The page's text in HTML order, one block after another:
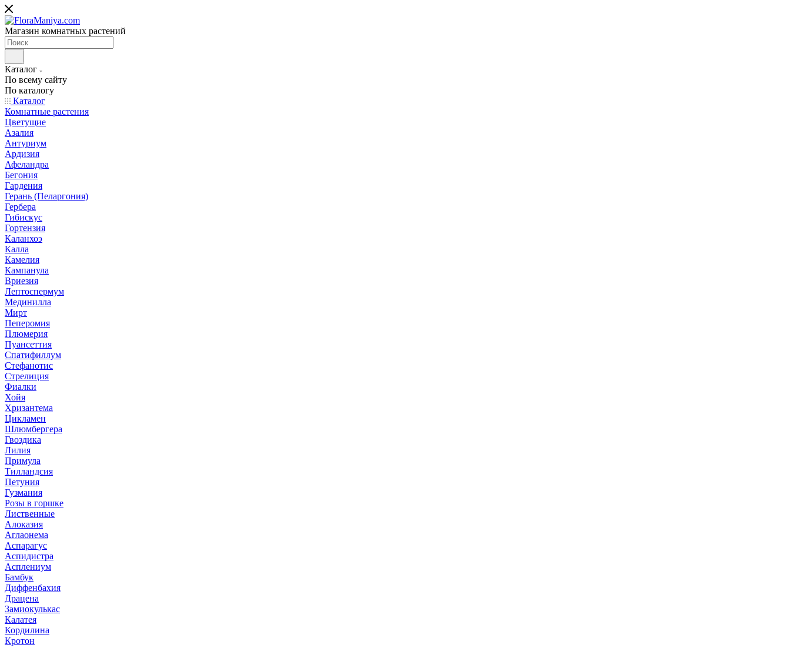
Магазин комнатных растений
Каталог
По всему сайту
По каталогу
Каталог
Комнатные растения
Цветущие
Азалия
Антуриум
Ардизия
Афеландра
Бегония
Гардения
Герань (Пеларгония)
Гербера
Гибискус
Гортензия
Каланхоэ
Калла
Камелия
Кампанула
Вриезия
Лептоспермум
Мединилла
Мирт
Пеперомия
Плюмерия
Пуансеттия
Спатифиллум
Стефанотис
Стрелиция
Фиалки
Хойя
Хризантема
Цикламен
Шлюмбергера
Гвоздика
Лилия
Примула
Тилландсия
Петуния
Гузмания
Розы в горшке
Лиственные
Алоказия
Аглаонема
Аспарагус
Аспидистра
Асплениум
Бамбук
Диффенбахия
Драцена
Замиокулькас
Калатея
Кордилина
Кротон